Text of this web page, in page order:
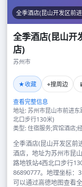
全季酒店(昆山开发区前
全季酒店(昆山开
店)
苏州市
★收藏 ⌖搜周边 📱
查看完整信息
地址: 苏州市昆山市前进
北口步行130米)
类型: 住宿服务;宾馆酒店;
全季酒店(昆山开发区前
酒店，地址为苏州市昆
路地铁站4西北口步行
86890777。地理坐标：
可以通过高德地图查看